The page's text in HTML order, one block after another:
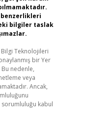
benzerlikleri
bilgiler taslak
Bilgi Teknolojileri
bir Yer
Bu nedenle,
veya
Ancak,
kabul